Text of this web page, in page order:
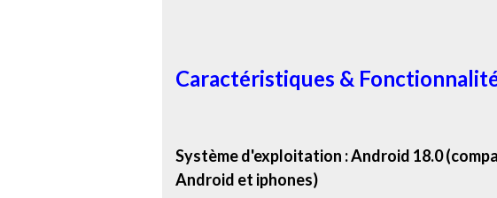
Caractéristiques &
Système d'exploitation : Android 18.0
Android et iphones)